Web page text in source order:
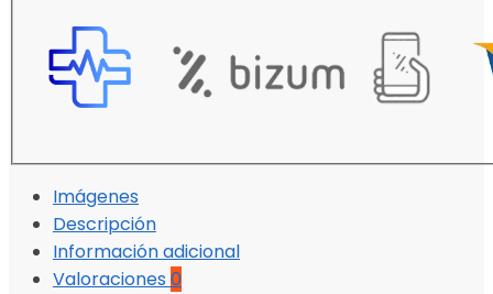
Imágenes
Descripción
Información adicional
Valoraciones 0